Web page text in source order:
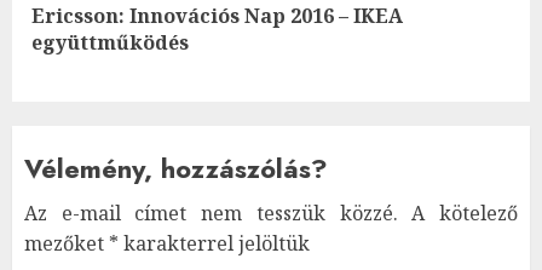
Next
post:
Ericsson: Innovációs Nap 2016 – IKEA
együttműködés
Vélemény, hozzászólás?
Az e-mail címet nem tesszük közzé. A kötelező
mezőket * karakterrel jelöltük